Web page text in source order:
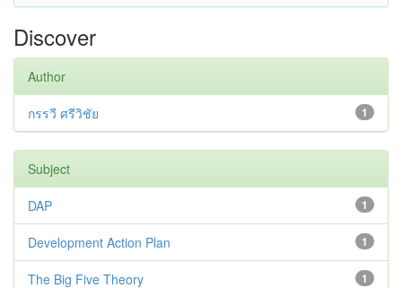
Discover
Author
1
กรรวี ศรีวิชัย
Subject
1
DAP
1
Development Action Plan
1
The Big Five Theory